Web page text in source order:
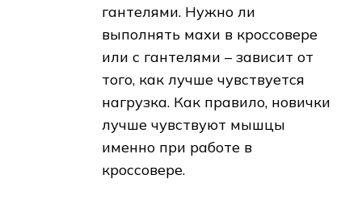
гантелями. Нужно ли
выполнять махи в кроссовере
или с гантелями – зависит от
того, как лучше чувствуется
нагрузка. Как правило, новички
лучше чувствуют мышцы
именно при работе в
кроссовере.